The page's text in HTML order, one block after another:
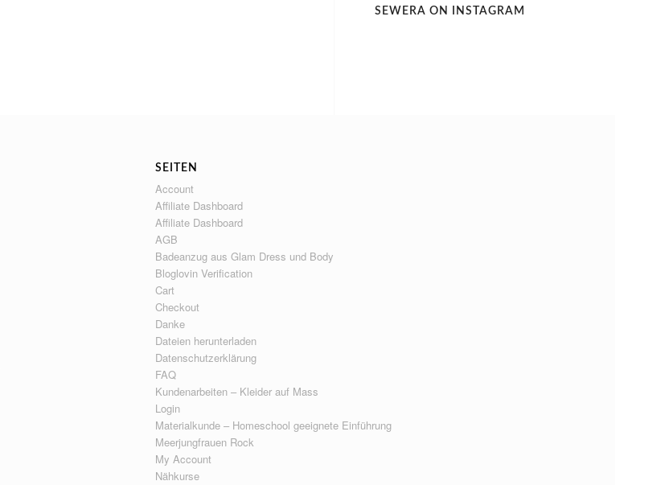
SEWERA ON INSTAGRAM
SEITEN
Account
Affiliate Dashboard
Affiliate Dashboard
AGB
Badeanzug aus Glam Dress und Body
Bloglovin Verification
Cart
Checkout
Danke
Dateien herunterladen
Datenschutzerklärung
FAQ
Kundenarbeiten – Kleider auf Mass
Login
Materialkunde – Homeschool geeignete Einführung
Meerjungfrauen Rock
My Account
Nähkurse